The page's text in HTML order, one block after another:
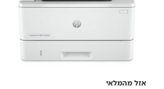
אזל מהמלאי